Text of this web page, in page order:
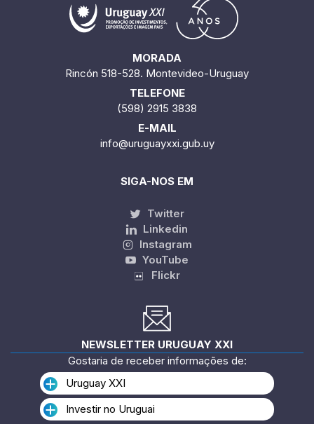
MORADA
Rincón 518-528. Montevideo-Uruguay
TELEFONE
(598) 2915 3838
E-MAIL
info@uruguayxxi.gub.uy
SIGA-NOS EM
Twitter
Linkedin
Instagram
YouTube
Flickr
NEWSLETTER URUGUAY XXI
Gostaria de receber informações de:
Uruguay XXI
Investir no Uruguai